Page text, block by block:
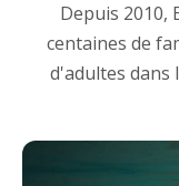
Depuis 2010,
centaines de
d'adultes dans